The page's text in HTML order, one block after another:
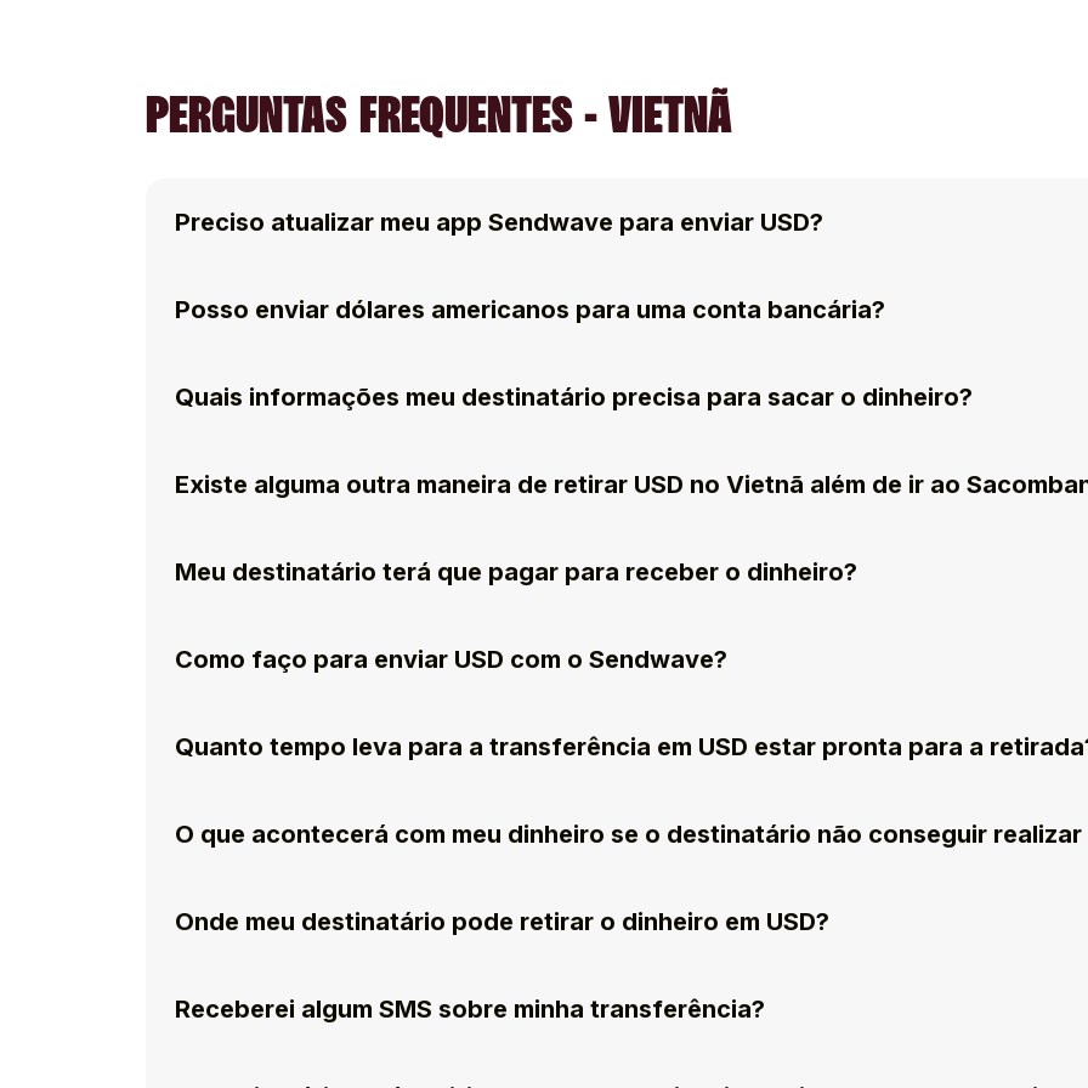
PERGUNTAS FREQUENTES - VIETNÃ
Preciso atualizar meu app Sendwave para enviar USD?
Posso enviar dólares americanos para uma conta bancária?
Quais informações meu destinatário precisa para sacar o dinheiro?
Existe alguma outra maneira de retirar USD no Vietnã além de ir ao
Meu destinatário terá que pagar para receber o dinheiro?
Como faço para enviar USD com o Sendwave?
Quanto tempo leva para a transferência em USD estar pronta para a
O que acontecerá com meu dinheiro se o destinatário não conseguir
Onde meu destinatário pode retirar o dinheiro em USD?
Receberei algum SMS sobre minha transferência?